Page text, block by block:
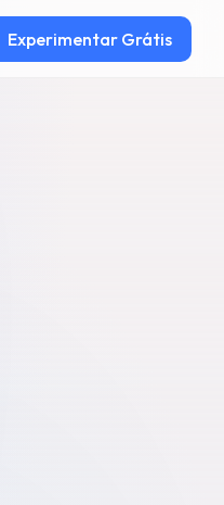
Experimentar Grátis